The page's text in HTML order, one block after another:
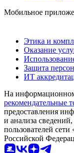
Мобильное
Этика и
Оказание
Защита
ИТ
На
рекомендательные
предоставления
и анализа
пользователей
Российской